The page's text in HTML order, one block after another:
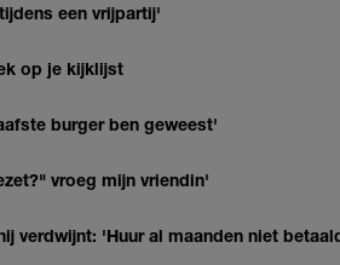
een vrijpartij'
op je kijklijst
burger ben geweest'
vroeg mijn vriendin'
verdwijnt: 'Huur al maanden niet